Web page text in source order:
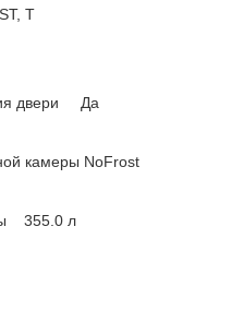
T
двери Да
камеры NoFrost
355.0 л